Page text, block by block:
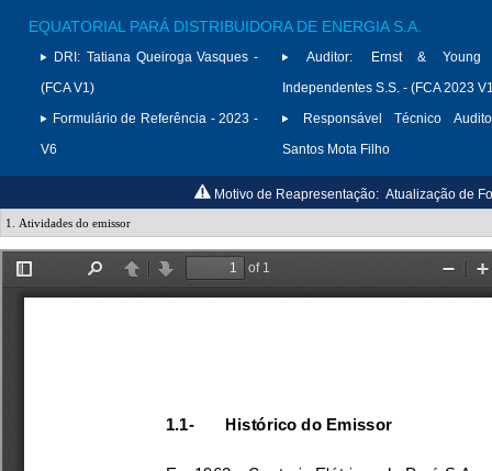
EQUATORIAL PARÁ DISTRIBUIDORA DE ENERGIA S.A.
DRI: Tatiana Queiroga Vasques -
(FCA V1)
Formulário de Referência - 2023 -
V6
Auditor:
Ernst & Young
Independentes S.S. - (FCA 2023
Responsável Técnico
Santos Mota Filho
Motivo de Reapresentação: Atualização de